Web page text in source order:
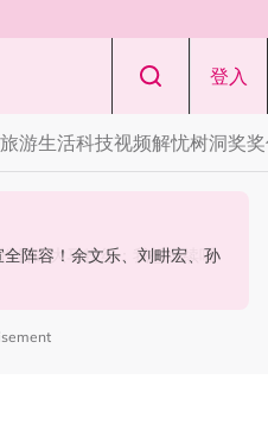
登入
旅游生活科技视频解忧树洞奖
同框阿信、吴建豪上演“光晞
告白大马粉丝：我想继续唱
全阵容！余文乐、刘畊宏、孙